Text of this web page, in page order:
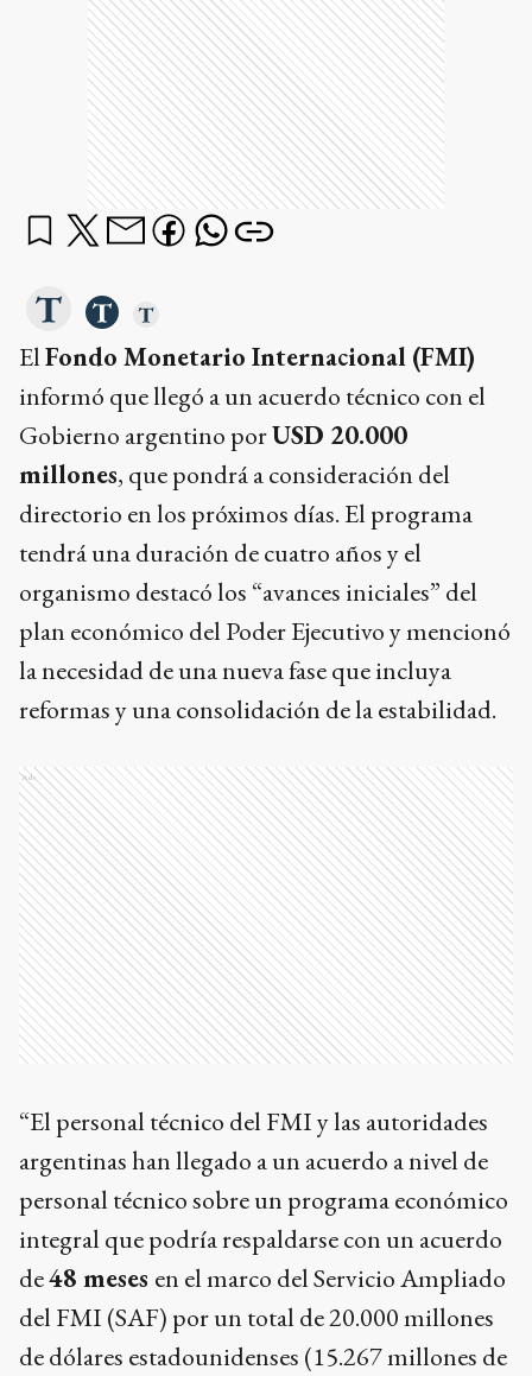
ElFondo Monetario Internacional (FMI)
informó que llegó a un acuerdo técnico con el
Gobierno argentino porUSD 20.000
millones, que pondrá a consideración del
directorio en los próximos días. El programa
tendrá una duración de cuatro años y el
organismo destacó los “avances iniciales” del
plan económico del Poder Ejecutivo y mencionó
la necesidad de una nueva fase que incluya
reformas y una consolidación de la estabilidad.
Ads
“El personal técnico del FMI y las autoridades
argentinas han llegado a un acuerdo a nivel de
personal técnico sobre un programa económico
integral que podría respaldarse con un acuerdo
de48 meses en el marco del Servicio Ampliado
del FMI (SAF) por un total de 20.000 millones
de dólares estadounidenses (15.267 millones de